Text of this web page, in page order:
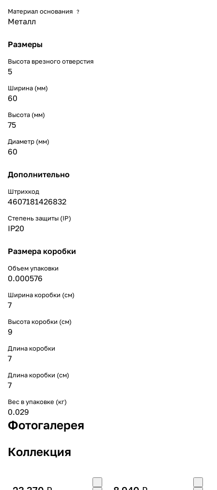
Материал основания ?
Металл
Размеры
Высота врезного отверстия
5
Ширина (мм)
60
Высота (мм)
75
Диаметр (мм)
60
Дополнительно
Штрихкод
4607181426832
Степень защиты (IP)
IP20
Размера коробки
Объем упаковки
0.000576
Ширина коробки (см)
7
Высота коробки (см)
9
Длина коробки
7
Длина коробки (см)
7
Вес в упаковке (кг)
0.029
Фотогалерея
Коллекция